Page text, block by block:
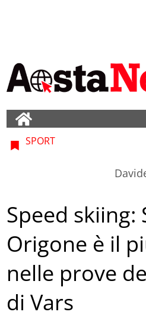
SPORT
Speed skiing:
Origone è il
nelle prove
di Vars